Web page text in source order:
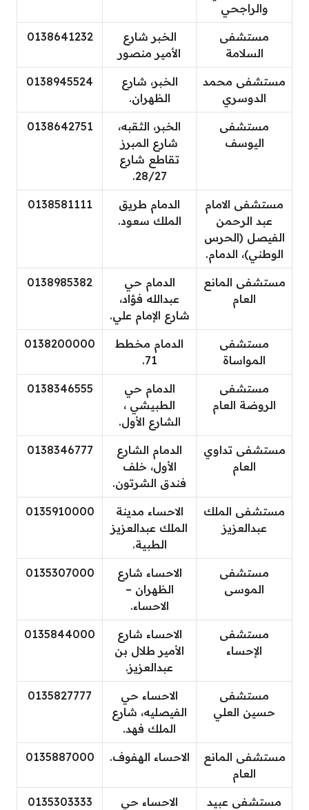
والراجحي
مستشفى
السلامة
الخبر شارع
الأمير منصور
0138641232
مستشفى محمد
الدوسري
الخبر، شارع
الظهران.
0138945524
مستشفى
اليوسف
الخبر، الثقبه،
شارع المبرز
تقاطع شارع
28/27.
0138642751
مستشفى الامام
عبد الرحمن
الفيصل (الحرس
الوطني)، الدمام.
الدمام طريق
الملك سعود.
0138581111
مستشفى المانع
العام
الدمام حي
عبدالله فؤاد،
شارع الإمام علي.
0138985382
مستشفى
المواساة
الدمام مخطط
71.
0138200000
مستشفى
الروضة العام
الدمام حي
الطبيشي ،
الشارع الأول.
0138346555
مستشفى تداوي
العام
الدمام الشارع
الأول، خلف
فندق الشرتون.
0138346777
مستشفى الملك
عبدالعزيز
الاحساء مدينة
الملك عبدالعزيز
الطبية.
0135910000
مستشفى
الموسى
الاحساء شارع
الظهران –
الاحساء.
0135307000
مستشفى
الإحساء
الاحساء شارع
الأمير طلال بن
عبدالعزيز.
0135844000
مستشفى
حسين العلي
الاحساء حي
الفيصليه، شارع
الملك فهد.
0135827777
مستشفى المانع
العام
الاحساء الهفوف. 0135887000
مستشفى عبيد
الاحساء حي
0135303333